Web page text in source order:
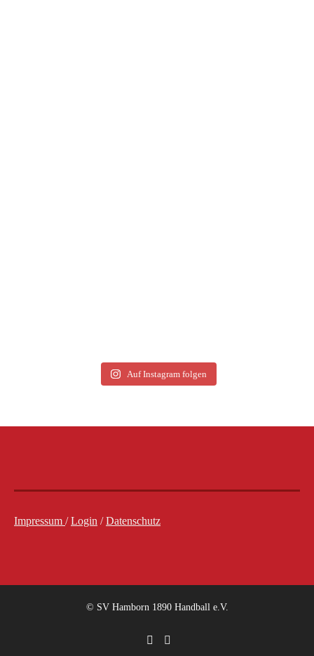
Auf Instagram folgen
Impressum /Login /Datenschutz
© SV Hamborn 1890 Handball e.V.